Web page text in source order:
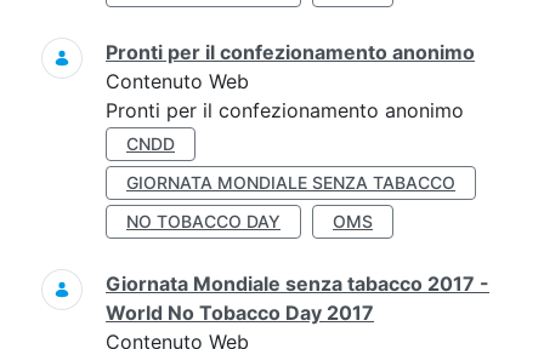
Pronti per il confezionamento anonimo
Contenuto Web
Pronti per il confezionamento anonimo
CNDD
GIORNATA MONDIALE SENZA TABACCO
NO TOBACCO DAY
OMS
Giornata Mondiale senza tabacco 2017 -
World No Tobacco Day 2017
Contenuto Web